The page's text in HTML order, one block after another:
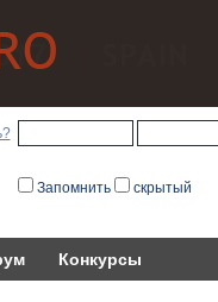
Запомнить скрытый
Конкурсы